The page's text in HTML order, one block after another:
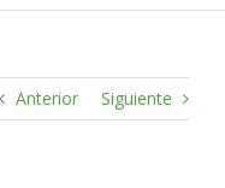
Anterior Siguiente